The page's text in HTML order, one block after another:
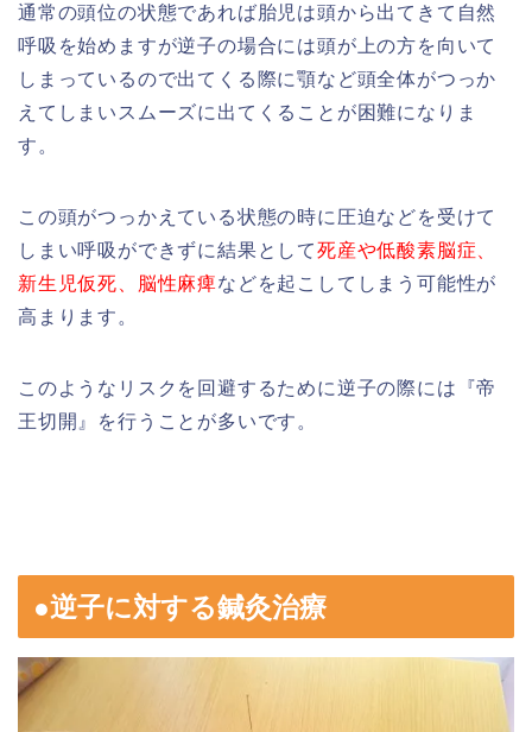
通常の頭位の状態であれば胎児は頭から出てきて自然
呼吸を始めますが逆子の場合には頭が上の方を向いて
しまっているので出てくる際に顎など頭全体がつっか
えてしまいスムーズに出てくることが困難になりま
す。
この頭がつっかえている状態の時に圧迫などを受けて
しまい呼吸ができずに結果として死産や低酸素脳症、
新生児仮死、脳性麻痺などを起こしてしまう可能性が
高まります。
このようなリスクを回避するために逆子の際には『帝
王切開』を行うことが多いです。
●逆子に対する鍼灸治療